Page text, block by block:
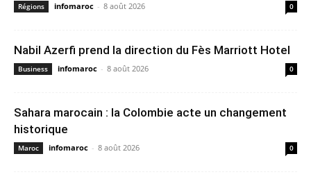
Régions infomaroc - 8 août 2026 0
Nabil Azerfi prend la direction du Fès Marriott Hotel
Business infomaroc - 8 août 2026 0
Sahara marocain : la Colombie acte un changement
historique
Maroc infomaroc - 8 août 2026 0